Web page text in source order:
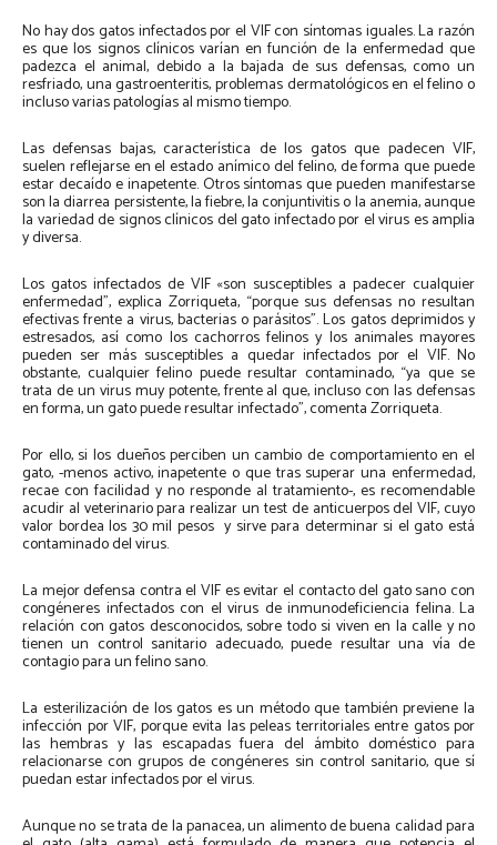
No hay dos gatos infectados por el VIF con síntomas iguales. La razón
es que los signos clínicos varían en función de la enfermedad que
padezca el animal, debido a la bajada de sus defensas, como un
resfriado, una gastroenteritis, problemas dermatológicos en el felino o
incluso varias patologías al mismo tiempo.
Las defensas bajas, característica de los gatos que padecen VIF,
suelen reflejarse en el estado anímico del felino, de forma que puede
estar decaído e inapetente. Otros síntomas que pueden manifestarse
son la diarrea persistente, la fiebre, la conjuntivitis o la anemia, aunque
la variedad de signos clínicos del gato infectado por el virus es amplia
y diversa.
Los gatos infectados de VIF «son susceptibles a padecer cualquier
enfermedad”, explica Zorriqueta, “porque sus defensas no resultan
efectivas frente a virus, bacterias o parásitos”. Los gatos deprimidos y
estresados, así como los cachorros felinos y los animales mayores
pueden ser más susceptibles a quedar infectados por el VIF. No
obstante, cualquier felino puede resultar contaminado, “ya que se
trata de un virus muy potente, frente al que, incluso con las defensas
en forma, un gato puede resultar infectado”, comenta Zorriqueta.
Por ello, si los dueños perciben un cambio de comportamiento en el
gato, -menos activo, inapetente o que tras superar una enfermedad,
recae con facilidad y no responde al tratamiento-, es recomendable
acudir al veterinario para realizar un test de anticuerpos del VIF, cuyo
valor bordea los 30 mil pesos y sirve para determinar si el gato está
contaminado del virus.
La mejor defensa contra el VIF es evitar el contacto del gato sano con
congéneres infectados con el virus de inmunodeficiencia felina. La
relación con gatos desconocidos, sobre todo si viven en la calle y no
tienen un control sanitario adecuado, puede resultar una vía de
contagio para un felino sano.
La esterilización de los gatos es un método que también previene la
infección por VIF, porque evita las peleas territoriales entre gatos por
las hembras y las escapadas fuera del ámbito doméstico para
relacionarse con grupos de congéneres sin control sanitario, que sí
puedan estar infectados por el virus.
Aunque no se trata de la panacea, un alimento de buena calidad para